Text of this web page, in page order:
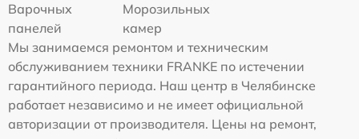
Варочных
панелей
Морозильных
камер
Мы занимаемся ремонтом и техническим
обслуживанием техники FRANKE по истечении
гарантийного периода. Наш центр в Челябинске
работает независимо и не имеет официальной
авторизации от производителя. Цены на ремонт,